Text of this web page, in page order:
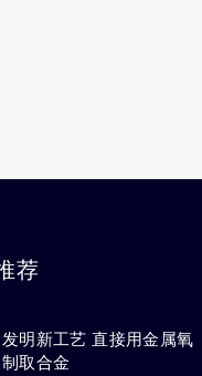
荐
明新工艺 直接用金属氧
取合金